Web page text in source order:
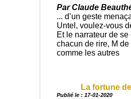
Par Claude
... d’un geste
Untel, voulez-vous
Et le narrateur de
chacun de rire, M de
comme les autres
La fortune
Publié le : 17-01-2020